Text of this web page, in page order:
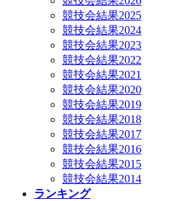
競技会結果2025
競技会結果2024
競技会結果2023
競技会結果2022
競技会結果2021
競技会結果2020
競技会結果2019
競技会結果2018
競技会結果2017
競技会結果2016
競技会結果2015
競技会結果2014
ランキング